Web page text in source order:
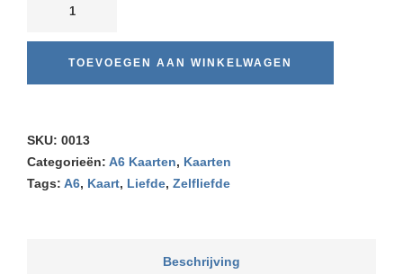
TOEVOEGEN AAN WINKELWAGEN
SKU: 0013
Categorieën: A6 Kaarten, Kaarten
Tags: A6, Kaart, Liefde, Zelfliefde
Beschrijving